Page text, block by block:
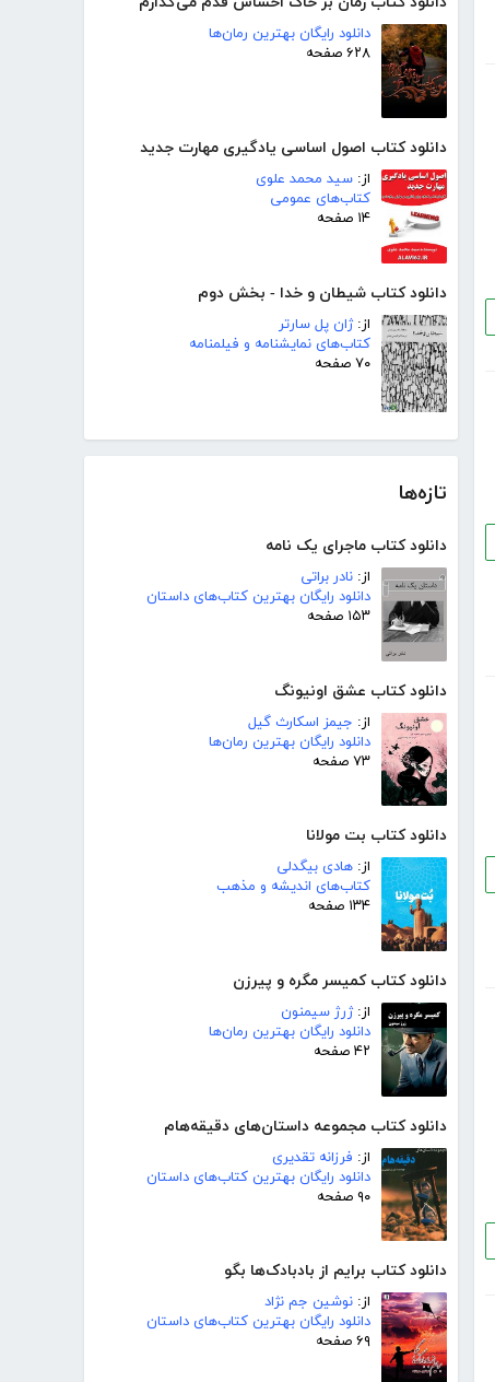
دانلود رایگان بهترین رمان‌ها
۶۲۸ صفحه
دانلود کتاب اصول اساسی یادگیری مهارت جدید
از: سید محمد علوی
کتاب‌های عمومی
۱۴ صفحه
دانلود کتاب شیطان و خدا - بخش دوم
از:ژان پل سارتر
کتاب‌های نمایشنامه و فیلمنامه
۷۰ صفحه
تازه‌ها
دانلود کتاب ماجرای یک نامه
از: نادر براتی
دانلود رایگان بهترین کتاب‌های داستان
۱۵۳ صفحه
دانلود کتاب عشق اونیونگ
از: جیمز اسکارث گیل
دانلود رایگان بهترین رمان‌ها
۷۳ صفحه
دانلود کتاب بت مولانا
از: هادی بیگدلی
کتاب‌های اندیشه و مذهب
۱۳۴ صفحه
دانلود کتاب کمیسر مگره و پیرزن
از:ژرژ سیمنون
دانلود رایگان بهترین رمان‌ها
۴۲ صفحه
دانلود کتاب مجموعه داستان‌های دقیقه‌هام
از: فرزانه تقدیری
دانلود رایگان بهترین کتاب‌های داستان
۹۰ صفحه
دانلود کتاب برایم از بادبادک‌ها بگو
از: نوشین جم نژاد
دانلود رایگان بهترین کتاب‌های داستان
۶۹ صفحه